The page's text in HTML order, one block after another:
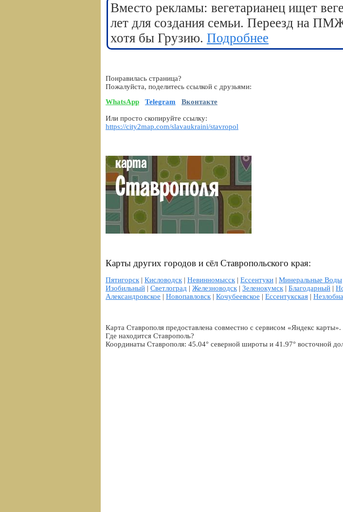
Вместо рекламы: вегетарианец ищет
лет для создания семьи. Переезд на
хотя бы Грузию. Подробнее
Понравилась страница?
Пожалуйста, поделитесь ссылкой с друзьями:
WhatsApp
Telegram Вконтакте
Или просто скопируйте ссылку:
https://city2map.com/slavaukraini/stavropol
Карты других городов и сёл Ставропольского края:
Пятигорск| Кисловодск| Невинномысск| Ессентуки | Минеральные Воды
Изобильный | Светлоград | Железноводск| Зеленокумск| Благодарный |
Александровское | Новопавловск| Кочубеевское | Ессентукская |
Карта Ставрополя предоставлена совместно с сервисом «Яндекс карты».
Где находится Ставрополь?
Координаты Ставрополя: 45.04° северной широты и 41.97° восточной